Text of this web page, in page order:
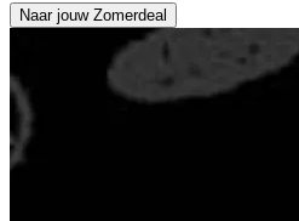
Naar jouw Zomerdeal